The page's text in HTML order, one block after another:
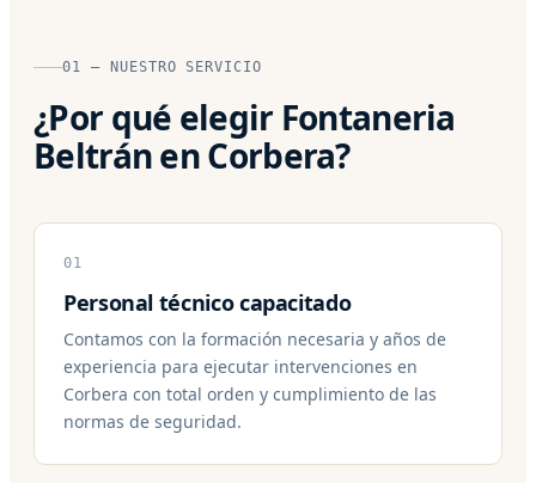
01 — NUESTRO SERVICIO
¿Por qué elegir Fontaneria
Beltrán en Corbera?
01
Personal técnico capacitado
Contamos con la formación necesaria y años de
experiencia para ejecutar intervenciones en
Corbera con total orden y cumplimiento de las
normas de seguridad.